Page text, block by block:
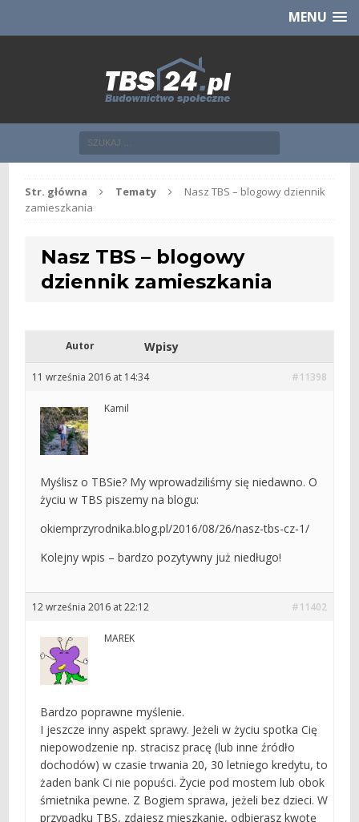
CHCĘ [klik]MENU
Str. główna Tematy
Nasz TBS – blogowy dziennik
zamieszkania
Nasz TBS – blogowy
dziennik zamieszkania
Autor Wpisy
11 września 2016 at 14:34 #11398
Kamil
Myślisz o TBSie? My wprowadziliśmy się niedawno. O
życiu w TBS piszemy na blogu:
okiemprzyrodnika.blog.pl/2016/08/26/nasz-tbs-cz-1/
Kolejny wpis – bardzo pozytywny już niedługo!
12 września 2016 at 22:12 #11402
MAREK
Bardzo poprawne myślenie.
I jeszcze inny aspekt sprawy. Jeżeli w życiu spotka Cię
niepowodzenie np. stracisz pracę (lub inne źródło
dochodów) w czasie trwania 20, 30 letniego kredytu, to
żaden bank Ci nie popuści. Życie pod mostem lub obok
śmietnika pewne. Z Bogiem sprawa, jeżeli bez dzieci. W
przypadku TBS, zdajesz mieszkanie, odbierasz kwotę